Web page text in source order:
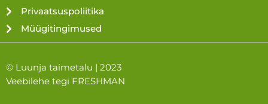
Privaatsuspoliitika
Müügitingimused
© Luunja taimetalu | 2023
Veebilehe tegi FRESHMAN